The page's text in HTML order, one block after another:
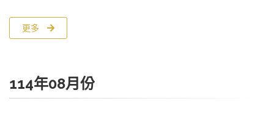
更多
114年08月份